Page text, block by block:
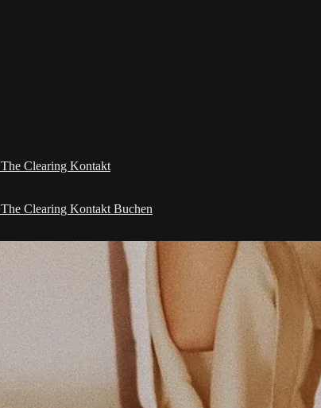
The Clearing Kontakt
The Clearing Kontakt Buchen